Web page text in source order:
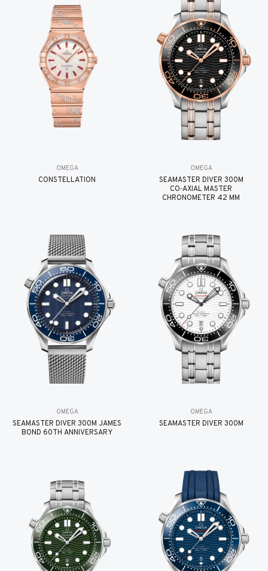
OMEGA
CONSTELLATION
OMEGA
SEAMASTER DIVER 300M
CO‑AXIAL MASTER
CHRONOMETER 42 MM
OMEGA
SEAMASTER DIVER 300M JAMES
BOND 60TH ANNIVERSARY
OMEGA
SEAMASTER DIVER 300M